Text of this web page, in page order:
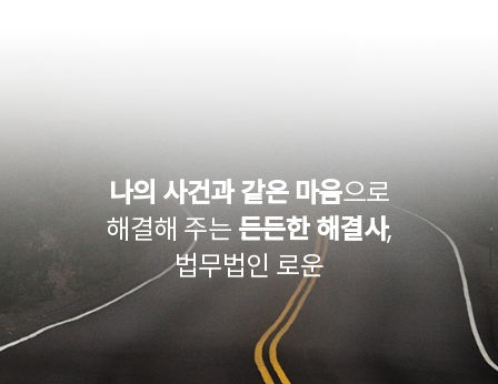
나의 사건과 같은 마음으로
해결해 주는든든한 해결사,
법무법인 로운